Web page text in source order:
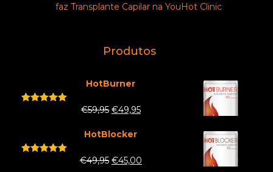
faz Transplante Capilar na YouHot Clinic
Produtos
HotBurner
€59,95 €49,95
HotBlocker
€49,95 €45,00